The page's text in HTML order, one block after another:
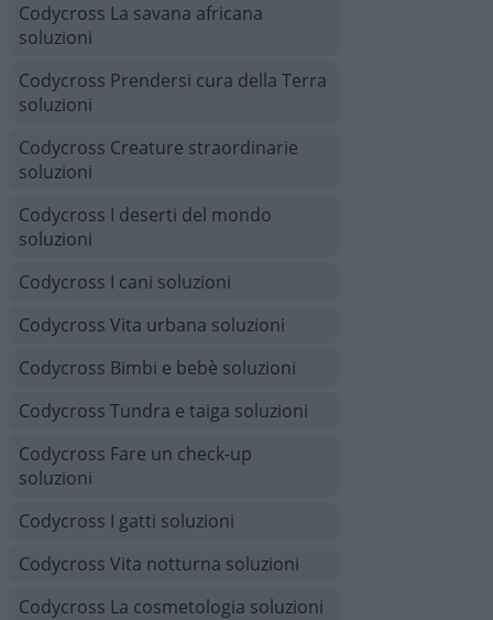
Codycross La savana africana
soluzioni
Codycross Prendersi cura della Terra
soluzioni
Codycross Creature straordinarie
soluzioni
Codycross I deserti del mondo
soluzioni
Codycross I cani soluzioni
Codycross Vita urbana soluzioni
Codycross Bimbi e bebè soluzioni
Codycross Tundra e taiga soluzioni
Codycross Fare un check-up
soluzioni
Codycross I gatti soluzioni
Codycross Vita notturna soluzioni
Codycross La cosmetologia soluzioni